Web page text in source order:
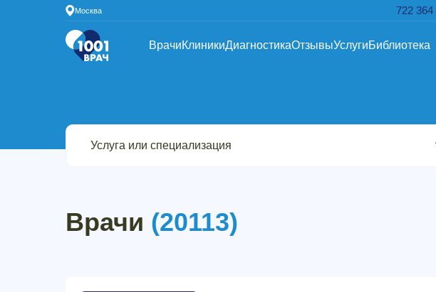
Москва 722 364
ВрачиКлиникиДиагностикаОтзывыУслугиБиблиотека
Врачи (20113)